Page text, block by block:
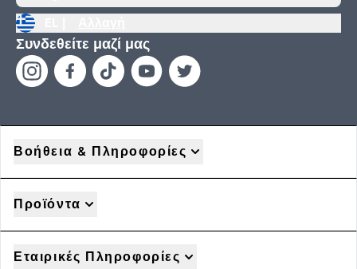
Συνδεθείτε μαζί μας
Βοήθεια & Πληροφορίες
Προϊόντα
Εταιρικές Πληροφορίες